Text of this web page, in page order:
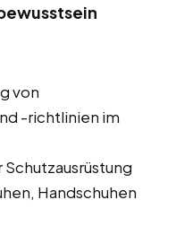
von
-richtlinien im
Handschuhen